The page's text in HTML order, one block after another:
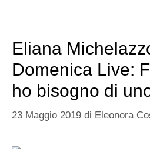
Eliana
Domenica Live:
ho bisogno di
23 Maggio 2019 di Eleonora